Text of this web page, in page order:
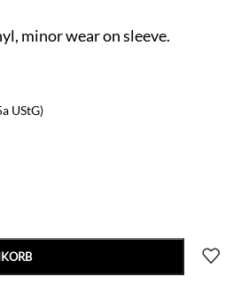
minor wear on sleeve.
UStG)